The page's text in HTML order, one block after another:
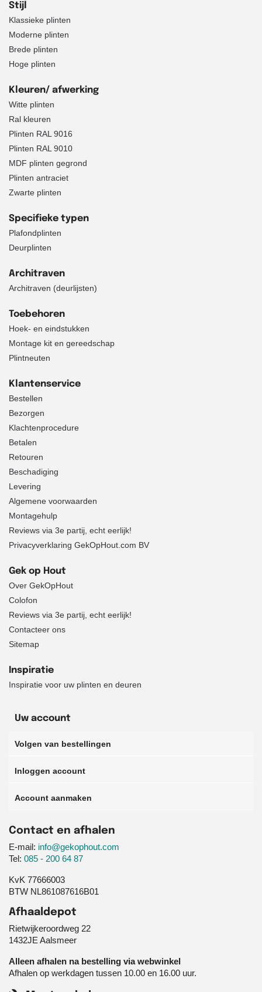
Stijl
Klassieke plinten
Moderne plinten
Brede plinten
Hoge plinten
Kleuren/ afwerking
Witte plinten
Ral kleuren
Plinten RAL 9016
Plinten RAL 9010
MDF plinten gegrond
Plinten antraciet
Zwarte plinten
Specifieke typen
Plafondplinten
Deurplinten
Architraven
Architraven (deurlijsten)
Toebehoren
Hoek- en eindstukken
Montage kit en gereedschap
Plintneuten
Klantenservice
Bestellen
Bezorgen
Klachtenprocedure
Betalen
Retouren
Beschadiging
Levering
Algemene voorwaarden
Montagehulp
Reviews via 3e partij, echt eerlijk!
Privacyverklaring GekOpHout.com BV
Gek op Hout
Over GekOpHout
Colofon
Reviews via 3e partij, echt eerlijk!
Contacteer ons
Sitemap
Inspiratie
Inspiratie voor uw plinten en deuren
Uw account
Volgen van bestellingen
Inloggen account
Account aanmaken
Contact en afhalen
E-mail: info@gekophout.com
Tel: 085 - 200 64 87
KvK 77666003
BTW NL861087616B01
Afhaaldepot
Rietwijkeroordweg 22
1432JE Aalsmeer
Alleen afhalen na bestelling via webwinkel
Afhalen op werkdagen tussen 10.00 en 16.00 uur.